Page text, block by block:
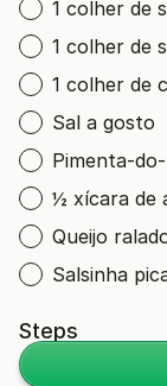
1 colher de
1 colher de
1 colher de
Sal a gosto
Pimenta-
½ xícara de
Queijo
Salsinha
Steps